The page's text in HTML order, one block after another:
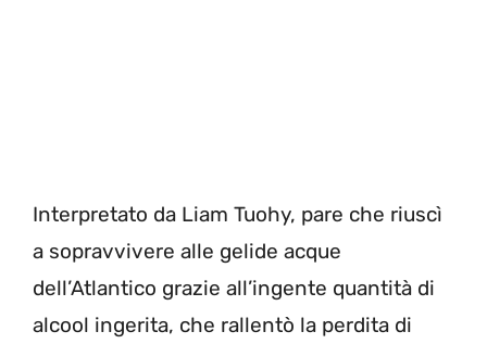
Interpretato da Liam Tuohy, pare che riuscì
a sopravvivere alle gelide acque
dell’Atlantico grazie all’ingente quantità di
alcool ingerita, che rallentò la perdita di